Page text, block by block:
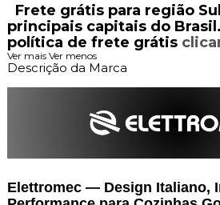
Frete grátis para região
principais capitais do
política de frete grátis
Ver mais Ver menos
Descrição da Marca
Elettromec — Design Italiano,